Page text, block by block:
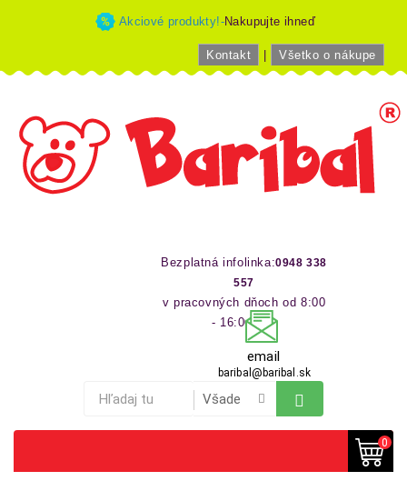
Akciové produkty!-Nakupujte ihneď
Kontakt Všetko o nákupe
Bezplatná infolinka:0948 338
557
v pracovných dňoch od 8:00
- 16:00 hod
email
baribal@baribal.sk
0